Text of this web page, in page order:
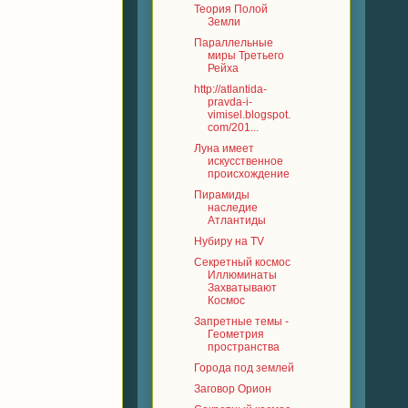
Теория Полой
Земли
Параллельные
миры Третьего
Рейха
http://atlantida-
pravda-i-
vimisel.blogspot.
com/201...
Луна имеет
искусственное
происхождение
Пирамиды
наследие
Атлантиды
Нубиру на TV
Секретный космос
Иллюминаты
Захватывают
Космос
Запретные темы -
Геометрия
пространства
Города под землей
Заговор Орион